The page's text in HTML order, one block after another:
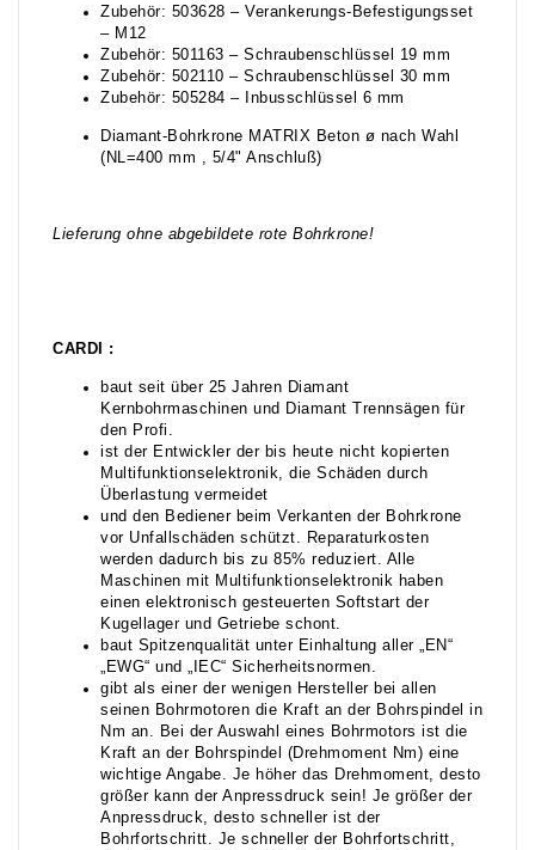
Zubehör: 503628 – Verankerungs-Befestigungsset
– M12
Zubehör: 501163 – Schraubenschlüssel 19 mm
Zubehör: 502110 – Schraubenschlüssel 30 mm
Zubehör: 505284 – Inbusschlüssel 6 mm
Diamant-Bohrkrone MATRIX Beton ø nach Wahl
(NL=400 mm , 5/4" Anschluß)
Lieferung ohne abgebildete rote Bohrkrone!
CARDI :
baut seit über 25 Jahren Diamant
Kernbohrmaschinen und Diamant Trennsägen für
den Profi.
ist der Entwickler der bis heute nicht kopierten
Multifunktionselektronik, die Schäden durch
Überlastung vermeidet
und den Bediener beim Verkanten der Bohrkrone
vor Unfallschäden schützt. Reparaturkosten
werden dadurch bis zu 85% reduziert. Alle
Maschinen mit Multifunktionselektronik haben
einen elektronisch gesteuerten Softstart der
Kugellager und Getriebe schont.
baut Spitzenqualität unter Einhaltung aller „EN“
„EWG“ und „IEC“ Sicherheitsnormen.
gibt als einer der wenigen Hersteller bei allen
seinen Bohrmotoren die Kraft an der Bohrspindel in
Nm an. Bei der Auswahl eines Bohrmotors ist die
Kraft an der Bohrspindel (Drehmoment Nm) eine
wichtige Angabe. Je höher das Drehmoment, desto
größer kann der Anpressdruck sein! Je größer der
Anpressdruck, desto schneller ist der
Bohrfortschritt. Je schneller der Bohrfortschritt,